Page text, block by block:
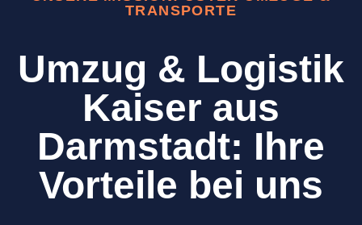
TRANSPORTE
Umzug & Logistik
Kaiser aus
Darmstadt: Ihre
Vorteile bei uns